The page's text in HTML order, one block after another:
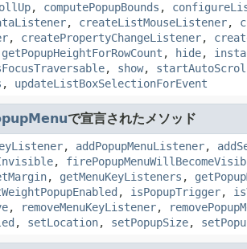
, computePopupBounds ,
, createListMouseListener,
, createPropertyChangeListener,
getPopupHeightForRowCount , hide,
, show,
, updateListBoxSelectionForEvent
で宣言されたメソッド
, addPopupMenuListener,
,
, getMenuKeyListeners ,
, isPopupTrigger,
, removeMenuKeyListener,
, setLocation, setPopupSize,